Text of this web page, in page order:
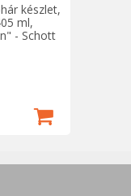
készlet,
ml,
- Schott